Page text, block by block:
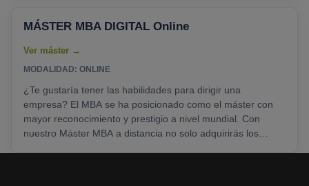
cualquier objetivo que te propongas: - Estrategia
implementarlos en tu empresa. - Expansión de negocio.......
MÁSTER MBA DIGITAL Online
MODALIDAD: ONLINE
¿Te gustaría tener las habilidades para dirigir una
empresa? El MBA se ha posicionado como el máster con
mayor reconocimiento y prestigio a nivel mundial. Con
nuestro Máster MBA a distancia no solo adquirirás los